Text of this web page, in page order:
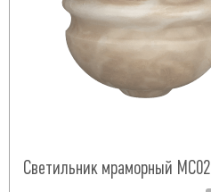
Светильник мраморный МС02